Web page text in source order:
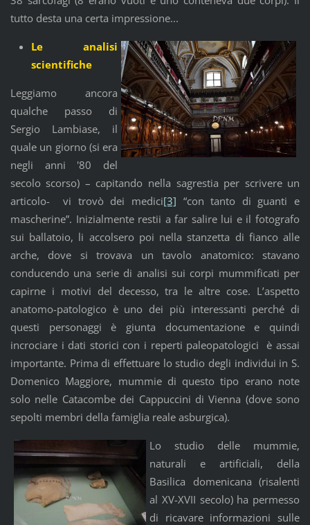
tutto desta una certa impressione...
Le analisi
scientifiche
Leggiamo ancora
qualche passo di
Sergio Lambiase, il
quale un giorno (si era
negli anni '80 del
secolo scorso) – capitando nella sagrestia per scrivere un
articolo- vi trovò dei medici[3] “con tanto di guanti e
mascherine”. Inizialmente restii a far salire lui e il fotografo
sui ballatoio, li accolsero poi nella stanzetta di fianco alle
arche, dove si trovava un tavolo anatomico: stavano
conducendo una serie di analisi sui corpi mummificati per
capirne i motivi del decesso, tra le altre cose. L’aspetto
anatomo-patologico è uno dei più interessanti perché di
questi personaggi è giunta documentazione e quindi
incrociare i dati storici con i reperti paleopatologici è assai
importante. Prima di effettuare lo studio degli individui in S.
Domenico Maggiore, mummie di questo tipo erano no­te
solo nelle Catacombe dei Cappuccini di Vienna (dove sono
sepolti membri della famiglia reale asburgica).
Lo studio delle mummie,
naturali e artificiali, della
Basilica domenicana (risalenti
al XV-XVII secolo) ha permesso
di ricavare informazioni sulle